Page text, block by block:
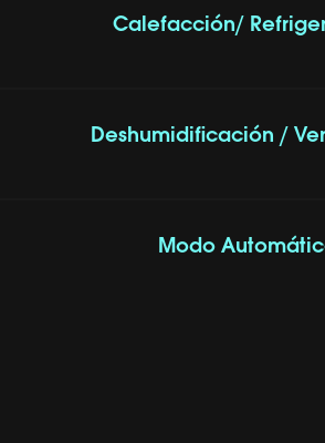
Calefacción/
Deshumidificación /
Modo